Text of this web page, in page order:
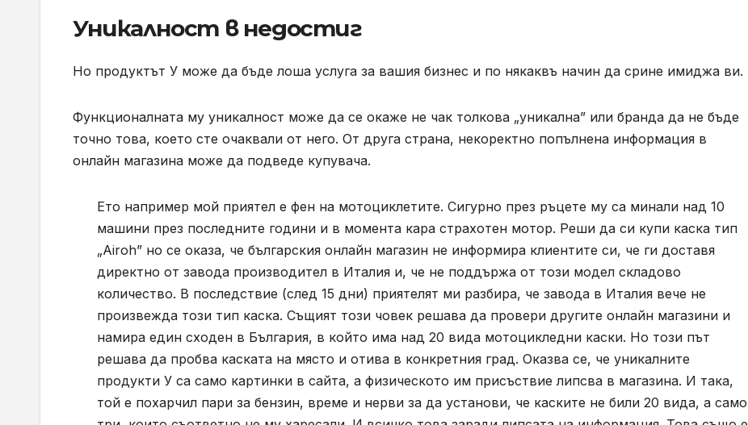
Уникалност в недостиг
Но продуктът У може да бъде лоша услуга за вашия бизнес и по някаквъ начин да срине имиджа ви.
Функционалната му уникалност може да се окаже не чак толкова „уникална” или бранда да не бъде
точно това, което сте очаквали от него. От друга страна, некоректно попълнена информация в
онлайн магазина може да подведе купувача.
Ето например мой приятел е фен на мотоциклетите. Сигурно през ръцете му са минали над 10
машини през последните години и в момента кара страхотен мотор. Реши да си купи каска тип
„Airoh” но се оказа, че българския онлайн магазин не информира клиентите си, че ги доставя
директно от завода производител в Италия и, че не поддържа от този модел складово
количество. В последствие (след 15 дни) приятелят ми разбира, че завода в Италия вече не
произвежда този тип каска. Същият този човек решава да провери другите онлайн магазини и
намира един сходен в България, в който има над 20 вида мотоцикледни каски. Но този път
решава да пробва каската на място и отива в конкретния град. Оказва се, че уникалните
продукти У са само картинки в сайта, а физическото им присъствие липсва в магазина. И така,
той е похарчил пари за бензин, време и нерви за да установи, че каските не били 20 вида, а само